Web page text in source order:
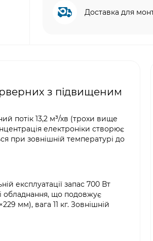
Доставка для
з підвищеним
потік 13,2 м³/хв (трохи вище
електроніки створює
при зовнішній температурі до
експлуатації запас 700 Вт
обладнання, що подовжує
мм), вага 11 кг. Зовнішній